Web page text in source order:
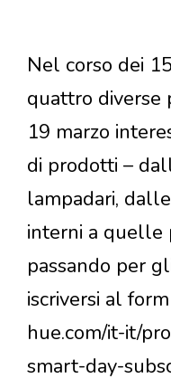
Nel corso dei
quattro diverse
19 marzo
di prodotti –
lampadari,
interni a quelle
passando per
iscriversi al
hue.com/it-it/
smart-day-